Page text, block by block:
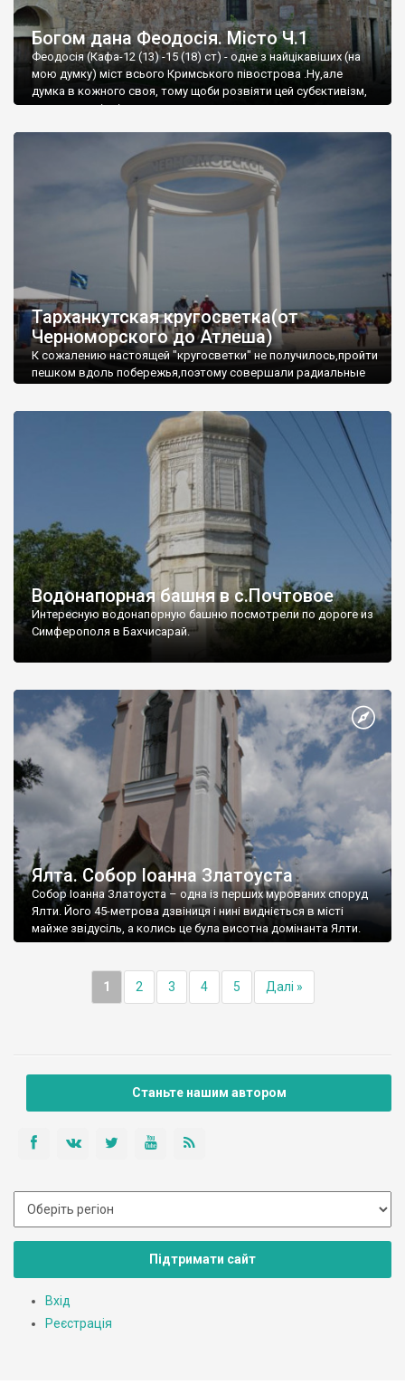
Богом дана Феодосія. Місто Ч.1
Феодосія (Кафа-12 (13) -15 (18) ст) - одне з найцікавіших (на
мою думку) міст всього Кримського півострова .Ну,але
думка в кожного своя, тому щоби розвіяти цей субєктивізм,
запрошую відвідати це
Тарханкутская кругосветка(от
Черноморского до Атлеша)
К сожалению настоящей "кругосветки" не получилось,пройти
пешком вдоль побережья,поэтому совершали радиальные
Водонапорная башня в с.Почтовое
Интересную водонапорную башню посмотрели по дороге из
Симферополя в Бахчисарай.
Ялта. Собор Іоанна Златоуста
Собор Іоанна Златоуста – одна із перших мурованих споруд
Ялти. Його 45-метрова дзвіниця і нині видніється в місті
майже звідусіль, а колись це була висотна домінанта Ялти.
1 2 3 4 5 Далі »
Станьте нашим автором
Підтримати сайт
Вхід
Реєстрація